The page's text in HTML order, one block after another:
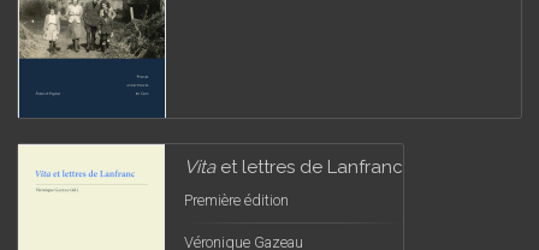
Vitaet lettres de Lanfranc
Première édition
Véronique Gazeau